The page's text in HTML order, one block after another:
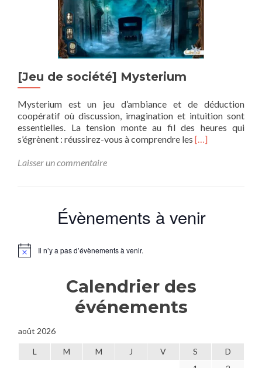
[Jeu de société] Mysterium
Mysterium est un jeu d’ambiance et de déduction
coopératif où discussion, imagination et intuition sont
essentielles. La tension monte au fil des heures qui
s’égrènent : réussirez-vous à comprendre les En
[…]
Laisser un commentaire
Évènements à venir
Notice Il n’y a pas d’évènements à venir.
Calendrier des
événements
août 2026
L M M J V S
D